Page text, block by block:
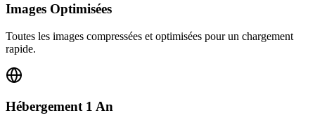
Images Optimisées
Toutes les images compressées et optimisées pour un chargement
rapide.
Hébergement 1 An